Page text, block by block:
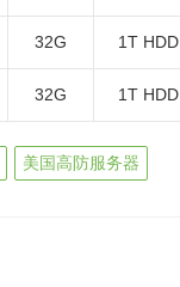
32G 1T HDD
32G 1T HDD
美国高防服务器